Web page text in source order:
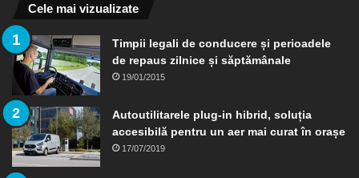
Cele mai vizualizate
Timpii legali de conducere și perioadele
de repaus zilnice și săptămânale
19/01/2015
Autoutilitarele plug-in hibrid, soluția
accesibilă pentru un aer mai curat în orașe
17/07/2019